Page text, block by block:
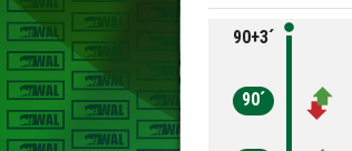
90+3´
90´